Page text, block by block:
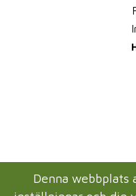
Denna webbplats